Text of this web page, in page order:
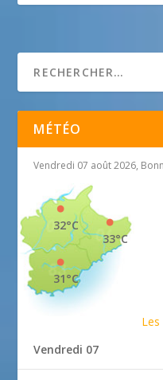
MÉTÉO
Vendredi 07 août 2026,
33°C
32°C
31°C
Vendredi 07